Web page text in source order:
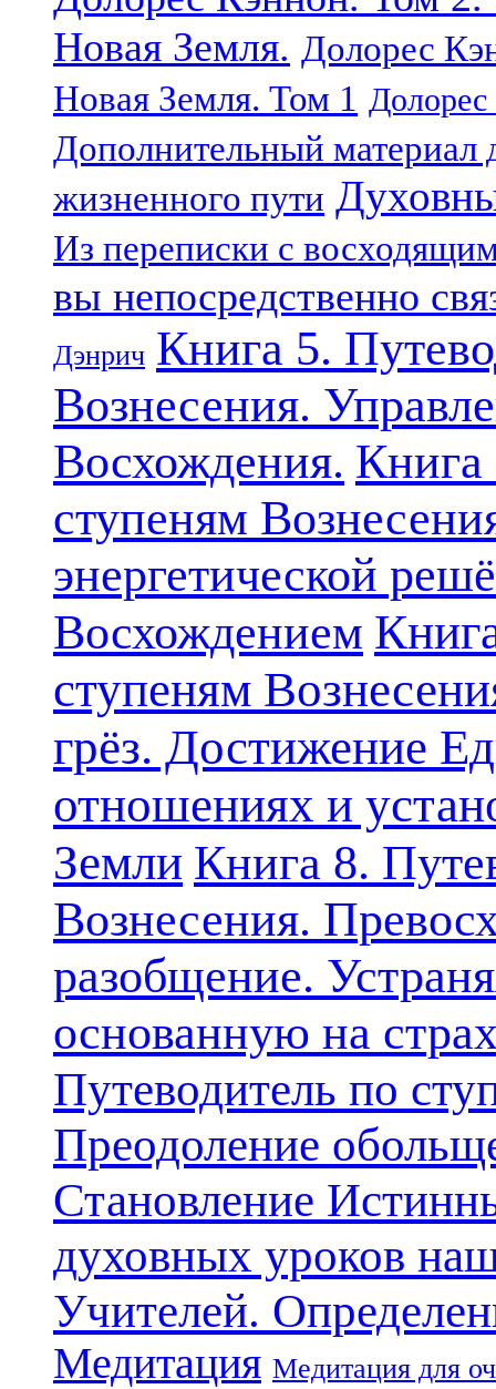
Новая Земля. Долорес
Новая Земля. Том 1
Дополнительный материал
жизненного пути
Из переписки с
вы непосредственно
Дэнрич Книга 5.
Вознесения.
Восхождения. Книга
ступеням
энергетической
Восхождением
ступеням
грёз. Достижение
отношениях и
Земли Книга 8.
Вознесения.
разобщение.
основанную на
Путеводитель по
Преодоление
Становление
духовных уроков
Учителей.
Медитация Медитация для